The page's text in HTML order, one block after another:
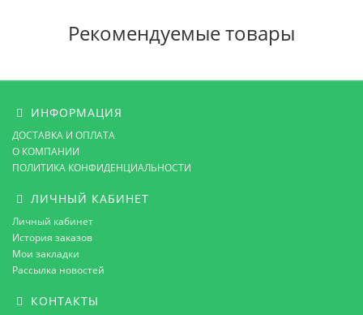
Рекомендуемые товары
ИНФОРМАЦИЯ
ДОСТАВКА И ОПЛАТА
О КОМПАНИИ
ПОЛИТИКА КОНФИДЕНЦИАЛЬНОСТИ
ЛИЧНЫЙ КАБИНЕТ
Личный кабинет
История заказов
Мои закладки
Рассылка новостей
КОНТАКТЫ